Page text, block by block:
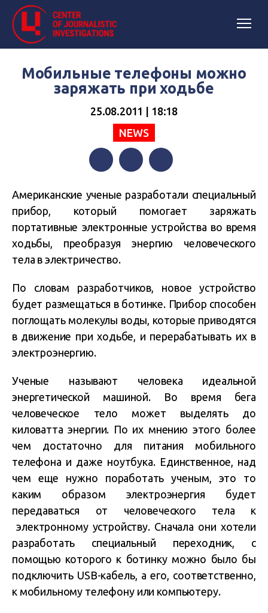
Мобильные телефоны можно
заряжать при ходьбе
25.08.2011 | 18:18
NEWS
Американские ученые разработали специальный
прибор, который помогает заряжать
портативные электронные устройства во время
ходьбы, преобразуя энергию человеческого
тела в электричество.
По словам разработчиков, новое устройство
будет размещаться в ботинке. Прибор способен
поглощать молекулы воды, которые приводятся
в движение при ходьбе, и перерабатывать их в
электроэнергию.
Ученые называют человека идеальной
энергетической машиной. Во время бега
человеческое тело может выделять до
киловатта энергии. По их мнению этого более
чем достаточно для питания мобильного
телефона и даже ноутбука. Единственное, над
чем еще нужно поработать ученым, это то
каким образом электроэнергия будет
передаваться от человеческого тела к
электронному устройству. Сначала они хотели
разработать специальный переходник, с
помощью которого к ботинку можно было бы
подключить USB-кабель, а его, соответственно,
к мобильному телефону или компьютеру.